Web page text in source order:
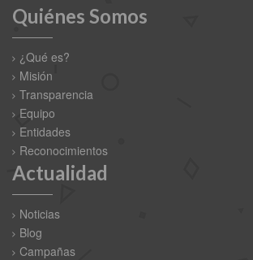
Quiénes Somos
¿Qué es?
Misión
Transparencia
Equipo
Entidades
Reconocimientos
Actualidad
Noticias
Blog
Campañas